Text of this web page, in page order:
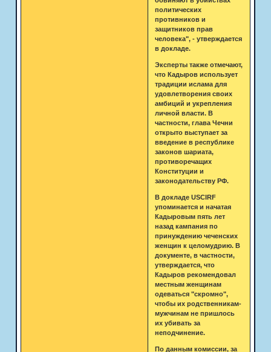
политических
противников и
защитников прав
человека", - утверждается
в докладе.
Эксперты также отмечают,
что Кадыров использует
традиции ислама для
удовлетворения своих
амбиций и укрепления
личной власти. В
частности, глава Чечни
открыто выступает за
введение в республике
законов шариата,
противоречащих
Конституции и
законодательству РФ.
В докладе USCIRF
упоминается и начатая
Кадыровым пять лет
назад кампания по
принуждению чеченских
женщин к целомудрию. В
документе, в частности,
утверждается, что
Кадыров рекомендовал
местным женщинам
одеваться "скромно",
чтобы их родственникам-
мужчинам не пришлось
их убивать за
неподчинение.
По данным комиссии, за